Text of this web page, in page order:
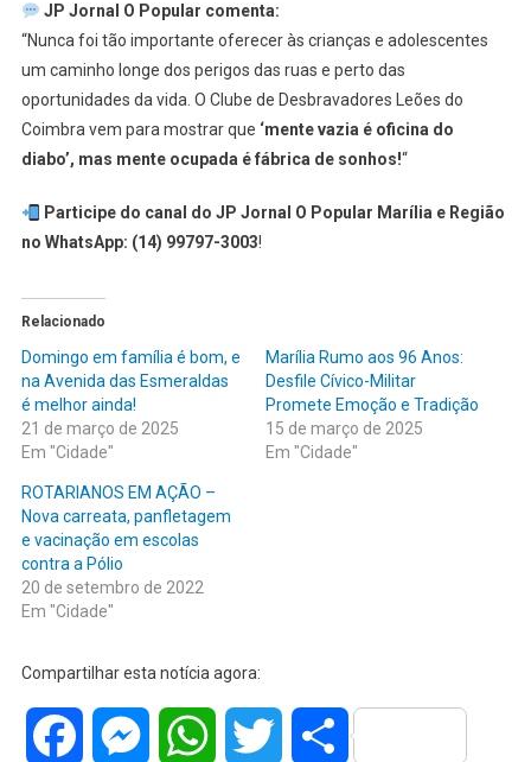
JP Jornal O Popular comenta:
“Nunca foi tão importante oferecer às crianças e adolescentes
um caminho longe dos perigos das ruas e perto das
oportunidades da vida. O Clube de Desbravadores Leões do
Coimbra vem para mostrar que ‘mente vazia é oficina do
diabo’, mas mente ocupada é fábrica de sonhos!“
Participe do canal do JP Jornal O Popular Marília e Região
no WhatsApp: (14) 99797-3003!
Relacionado
Domingo em família é bom, e
na Avenida das Esmeraldas
é melhor ainda!
21 de março de 2025
Em "Cidade"
Marília Rumo aos 96 Anos:
Desfile Cívico-Militar
Promete Emoção e Tradição
15 de março de 2025
Em "Cidade"
ROTARIANOS EM AÇÃO –
Nova carreata, panfletagem
e vacinação em escolas
contra a Pólio
20 de setembro de 2022
Em "Cidade"
Compartilhar esta notícia agora:
Facebook MessengerWhatsAppTwitter Share